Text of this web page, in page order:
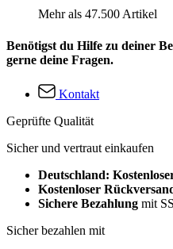
Mehr als 47.500 Artikel
Benötigst du Hilfe zu deiner
gerne deine Fragen.
Kontakt
Geprüfte Qualität
Sicher und vertraut einkaufen
Deutschland:
Kostenloser
Sichere Bezahlung mit
Sicher bezahlen mit